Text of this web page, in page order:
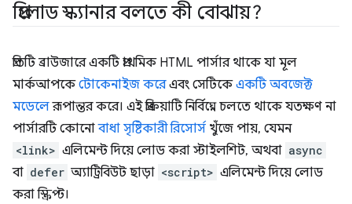
প্রিলোড স্ক্যানার বলতে কী বোঝায়?
প্রতিটি ব্রাউজারে একটি প্রাথমিক HTML পার্সার থাকে যা মূল
মার্কআপকেটোকেনাইজ করেএবং সেটিকেএকটি অবজেক্ট
মডেলেরূপান্তর করে। এই প্রক্রিয়াটি নির্বিঘ্নে চলতে থাকে যতক্ষণ না
পার্সারটি কোনোবাধা সৃষ্টিকারী রিসোর্স খুঁজে পায়, যেমন
<link> এলিমেন্ট দিয়ে লোড করা স্টাইলশিট, অথবা async
বা defer অ্যাট্রিবিউট ছাড়া <script> এলিমেন্ট দিয়ে লোড
করা স্ক্রিপ্ট।